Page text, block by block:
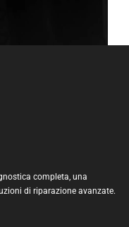
completa, una
di riparazione avanzate.